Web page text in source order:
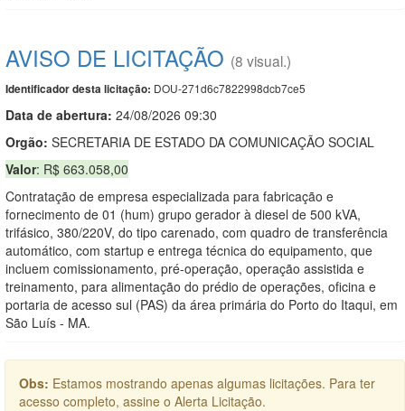
AVISO DE LICITAÇÃO (8 visual.)
Identificador desta licitação: DOU-271d6c7822998dcb7ce5
Data de abertura: 24/08/2026 09:30
Orgão: SECRETARIA DE ESTADO DA COMUNICAÇÃO SOCIAL
Valor: R$ 663.058,00
Contratação de empresa especializada para fabricação e
fornecimento de 01 (hum) grupo gerador à diesel de 500 kVA,
trifásico, 380/220V, do tipo carenado, com quadro de transferência
automático, com startup e entrega técnica do equipamento, que
incluem comissionamento, pré-operação, operação assistida e
treinamento, para alimentação do prédio de operações, oficina e
portaria de acesso sul (PAS) da área primária do Porto do Itaqui, em
São Luís - MA.
Obs: Estamos mostrando apenas algumas licitações. Para ter
acesso completo, assine o Alerta Licitação.